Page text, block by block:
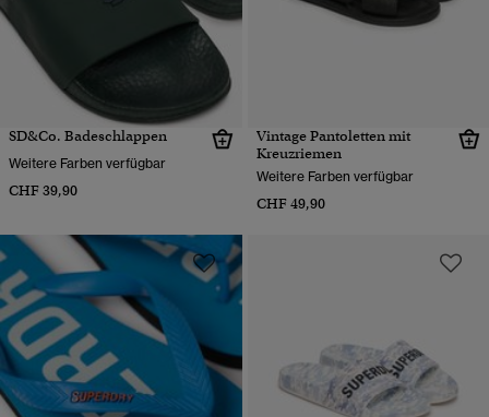
SD&Co. Badeschlappen
Weitere Farben verfügbar
CHF 39,90
Vintage Pantoletten mit
Kreuzriemen
Weitere Farben verfügbar
CHF 49,90